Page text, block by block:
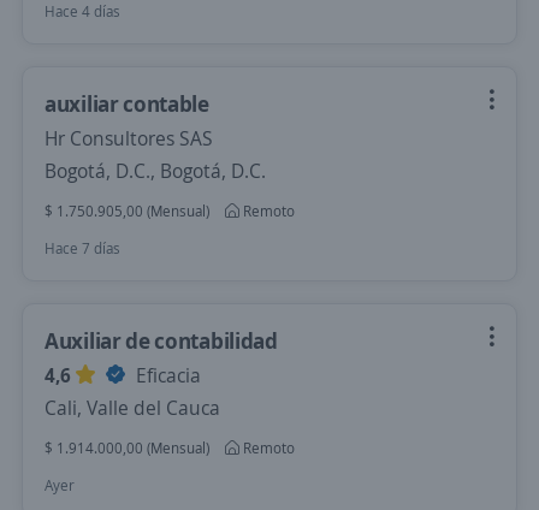
Hace 4 días
auxiliar contable
Hr Consultores SAS
Bogotá, D.C., Bogotá, D.C.
$ 1.750.905,00 (Mensual)
Remoto
Hace 7 días
Auxiliar de contabilidad
4,6
Eficacia
Cali, Valle del Cauca
$ 1.914.000,00 (Mensual)
Remoto
Ayer